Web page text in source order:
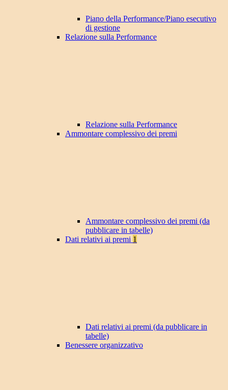
Piano della Performance/Piano esecutivo
di gestione
Relazione sulla Performance
Relazione sulla Performance
Ammontare complessivo dei premi
Ammontare complessivo dei premi (da
pubblicare in tabelle)
Dati relativi ai premi 1
Dati relativi ai premi (da pubblicare in
tabelle)
Benessere organizzativo